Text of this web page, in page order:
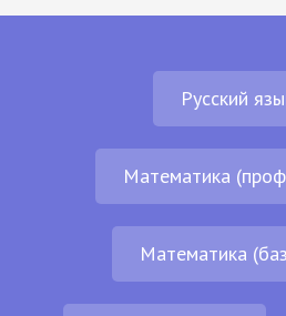
Русский
Математика
Математика